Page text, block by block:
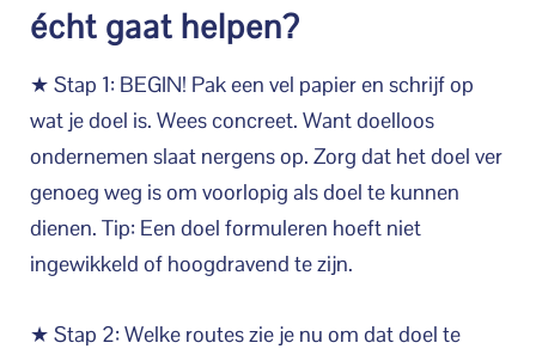
écht gaat helpen?
★ Stap 1: BEGIN! Pak een vel papier en schrijf op
wat je doel is. Wees concreet. Want doelloos
ondernemen slaat nergens op. Zorg dat het doel ver
genoeg weg is om voorlopig als doel te kunnen
dienen. Tip: Een doel formuleren hoeft niet
ingewikkeld of hoogdravend te zijn.
★ Stap 2: Welke routes zie je nu om dat doel te